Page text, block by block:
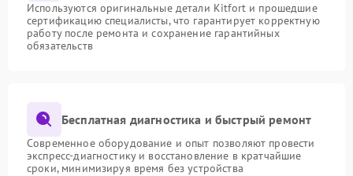
Используются оригинальные детали Kitfort и прошедшие
сертификацию специалисты, что гарантирует корректную
работу после ремонта и сохранение гарантийных
обязательств
Бесплатная диагностика и быстрый ремонт
Современное оборудование и опыт позволяют провести
экспресс-диагностику и восстановление в кратчайшие
сроки, минимизируя время без устройства